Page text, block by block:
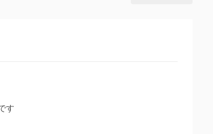
す